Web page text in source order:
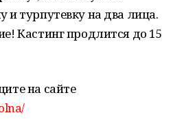
и турпутевку на два лица.
Кастинг продлится до 15
на сайте